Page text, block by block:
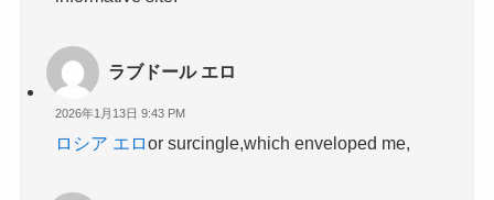
ラブドール エロ
2026年1月13日 9:43 PM
ロシア エロor surcingle,which enveloped me,